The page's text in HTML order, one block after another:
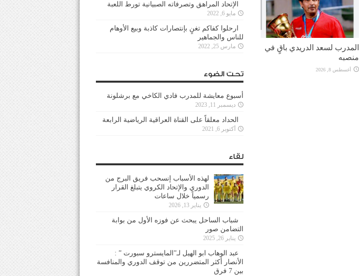
المدرب لسعد الدريدي باقٍ في
منصبه
أغسطس 8, 2026
الإتحاد المراهق وتصرفاته الصبيانية تورط اللعبة
مايو 6, 2022
ارحلوا كفاكم تغنٍ بإنتصارات كاذبة وبيع الأوهام
للناس والجماهير
مارس 25, 2022
تحت الضوء
أسبوع معايشة للمدرب فادي الكاخي مع برشلونة
ديسمبر 11, 2023
الحداد معلقاً على القناة العراقية الرياضية الرابعة
أكتوبر 6, 2021
لقاء
لهذه الأسباب إنسحب فريق البرج من
الدوري والإتحاد الكروي يتبلغ القرار
رسمياً خلال ساعات
يناير 13, 2026
شباب الساحل يبحث عن فوزه الأول من بوابة
التضامن صور
يناير 26, 2025
عبد الوهاب ابو الهيل لـ”المايسترو سبورت ” :
الأنصار أكثر المتضررين من توقف الدوري والمنافسة
بين 7 فرق